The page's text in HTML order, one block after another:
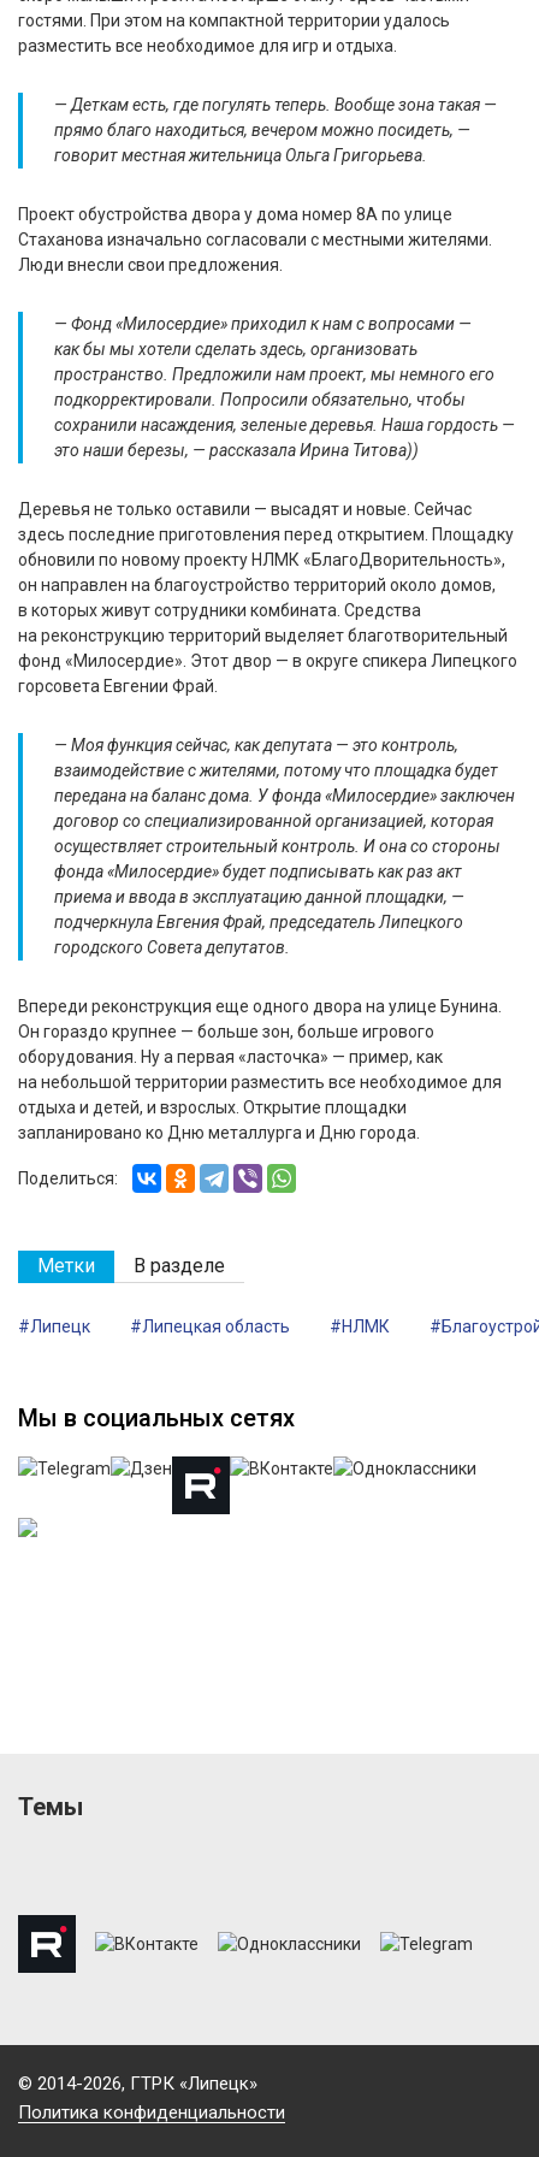
гостями. При этом на компактной территории удалось
разместить все необходимое для игр и отдыха.
— Деткам есть, где погулять теперь. Вообще зона такая —
прямо благо находиться, вечером можно посидеть, —
говорит местная жительница Ольга Григорьева.
Проект обустройства двора у дома номер 8А по улице
Стаханова изначально согласовали с местными жителями.
Люди внесли свои предложения.
— Фонд «Милосердие» приходил к нам с вопросами —
как бы мы хотели сделать здесь, организовать
пространство. Предложили нам проект, мы немного его
подкорректировали. Попросили обязательно, чтобы
сохранили насаждения, зеленые деревья. Наша гордость —
это наши березы, — рассказала Ирина Титова))
Деревья не только оставили — высадят и новые. Сейчас
здесь последние приготовления перед открытием. Площадку
обновили по новому проекту НЛМК «БлагоДворительность»,
он направлен на благоустройство территорий около домов,
в которых живут сотрудники комбината. Средства
на реконструкцию территорий выделяет благотворительный
фонд «Милосердие». Этот двор — в округе спикера Липецкого
горсовета Евгении Фрай.
— Моя функция сейчас, как депутата — это контроль,
взаимодействие с жителями, потому что площадка будет
передана на баланс дома. У фонда «Милосердие» заключен
договор со специализированной организацией, которая
осуществляет строительный контроль. И она со стороны
фонда «Милосердие» будет подписывать как раз акт
приема и ввода в эксплуатацию данной площадки, —
подчеркнула Евгения Фрай, председатель Липецкого
городского Совета депутатов.
Впереди реконструкция еще одного двора на улице Бунина.
Он гораздо крупнее — больше зон, больше игрового
оборудования. Ну а первая «ласточка» — пример, как
на небольшой территории разместить все необходимое для
отдыха и детей, и взрослых. Открытие площадки
запланировано ко Дню металлурга и Дню города.
Поделиться:
Метки В разделе
#Липецк #Липецкая область #НЛМК
Мы в социальных сетях
Темы
© 2014-2026, ГТРК «Липецк»
Политика конфиденциальности